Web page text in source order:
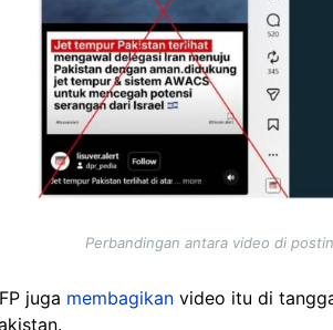
Perbandingan antara video di
juga membagikan video itu di